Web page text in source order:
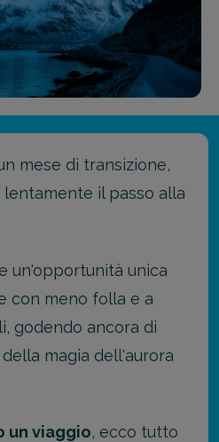
mese di transizione,
il passo alla
un'opportunità unica
con meno folla e a
godendo ancora di
magia dell'aurora
un viaggio, ecco tutto